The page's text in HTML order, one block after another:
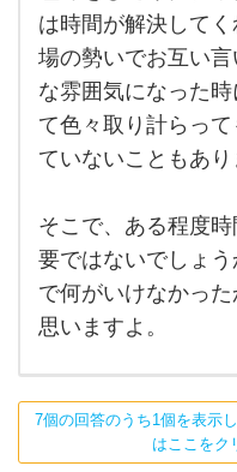
だ
さ
い。
恋人
をし
てギ
クシ
ャク
して
しま
った
場
合、
は時
間が
解決
して
くれ
ると
思っ
は時間が解決して
場の勢いでお互い
な雰囲気になった
て色々取り計らっ
ていないこともあり
そこで、ある程度
要ではないでしょ
で何がいけなかっ
思いますよ。
7個の回答のうち1個を表示
はここをク